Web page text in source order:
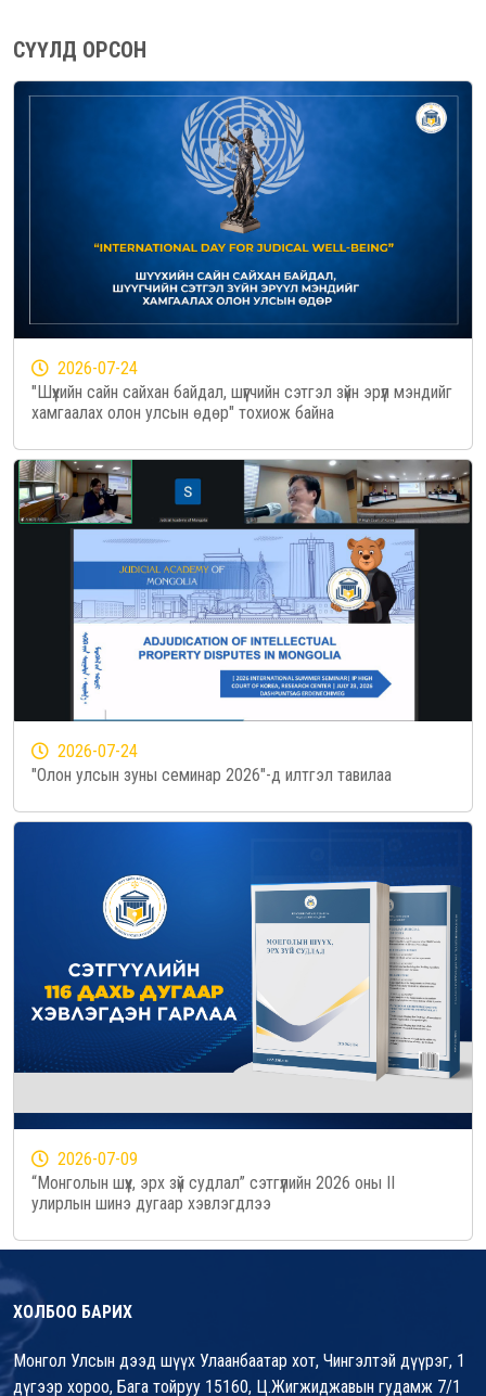
СҮҮЛД ОРСОН
2026-07-24
"Шүүхийн сайн сайхан байдал, шүүгчийн сэтгэл зүйн эрүүл мэндийг
хамгаалах олон улсын өдөр" тохиож байна
2026-07-24
"Олон улсын зуны семинар 2026"-д илтгэл тавилаа
2026-07-09
“Монголын шүүх, эрх зүй судлал” сэтгүүлийн 2026 оны II
улирлын шинэ дугаар хэвлэгдлээ
ХОЛБОО БАРИХ
Монгол Улсын дээд шүүх Улаанбаатар хот, Чингэлтэй дүүрэг, 1
дүгээр хороо, Бага тойруу 15160, Ц.Жигжиджавын гудамж 7/1